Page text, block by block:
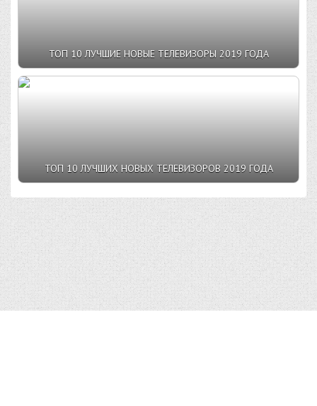
ТОП 10 ЛУЧШИЕ НОВЫЕ ТЕЛЕВИЗОРЫ 2019 ГОДА
ТОП 10 ЛУЧШИХ НОВЫХ ТЕЛЕВИЗОРОВ 2019 ГОДА